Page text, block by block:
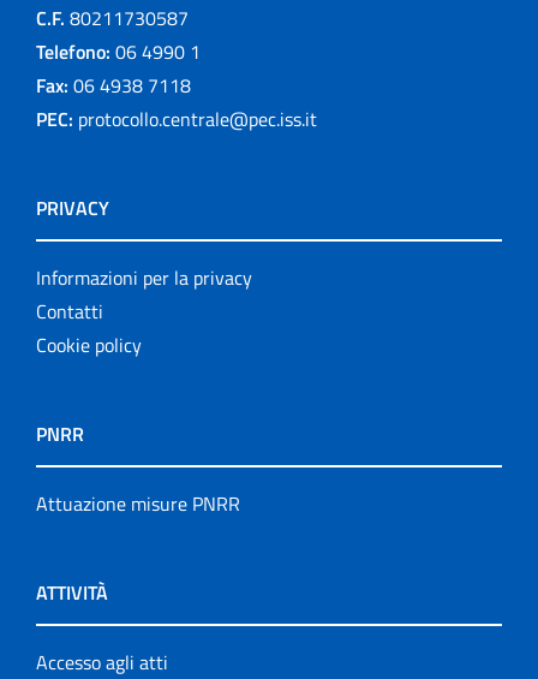
C.F. 80211730587
Telefono: 06 4990 1
Fax: 06 4938 7118
PEC: protocollo.centrale@pec.iss.it
PRIVACY
Informazioni per la privacy
Contatti
Cookie policy
PNRR
Attuazione misure PNRR
ATTIVITÀ
Accesso agli atti